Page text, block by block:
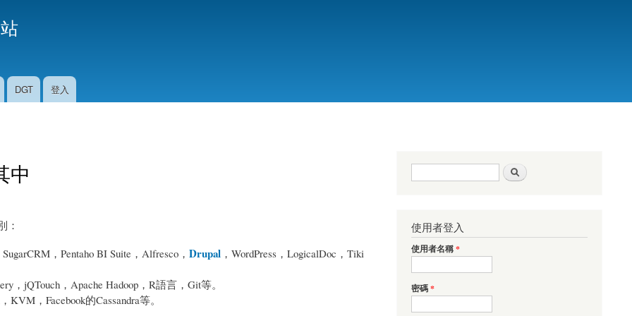
DGT 登入
中
：
，Pentaho BI Suite，Alfresco， Drupal ，WordPress，LogicalDoc，Tiki
，jQTouch，Apache Hadoop，R語言，Git等。
，Facebook的Cassandra等。
搜尋表單
使用者登入
使用者名稱*
密碼*